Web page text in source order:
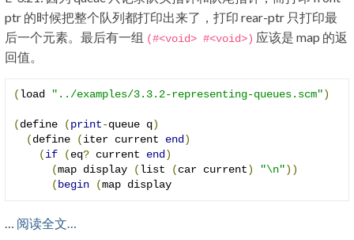
ptr 的时候把整个队列都打印出来了，打印 rear-ptr 只打印最
后一个元素。最后有一组 (#<void> #<void>) 应该是 map 的返
回值。
(load "../examples/3.3.2-representing-queues.scm")
(define (print-queue q)
(define (iter current end )
(if (eq? current end )
(map display (list (car current) "\n"))
( begin (map display
… 阅读全文…